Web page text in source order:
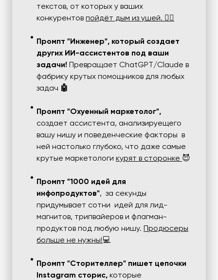
текстов, от которых у ваших
конкурентов пойдёт дым из ушей. ✍🏻
Промпт "Инженер", который создает
других ИИ-ассистентов под ваши
задачи! Превращает ChatGPT/Claude в
фабрику крутых помощников для любых
задач 🤖
Промпт "Охуенный маркетолог",
создает ассистента, анализируещего
вашу нишу и поведенческие факторы в
ней настолько глубоко, что даже самые
крутые маркетологи курят в сторонке 😈
Промпт "1000 идей для
инфопродуктов", за секунды
придумывает сотни идей для лид-
магнитов, трипвайеров и флагман-
продуктов под любую нишу.
Продюсеры
больше не нужны!💻
Промпт "Сторителлер" пишет цепочки
Instagram сторис, которые